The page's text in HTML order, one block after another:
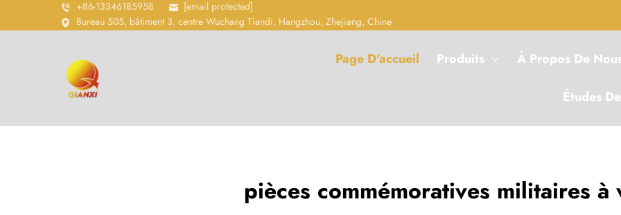
+86-13346185958
[email protected]
Bureau 505, bâtiment 3, centre Wuchang Tiandi, Hangzhou, Zhejiang, Chine
Page D'accueil Produits À Propos De
Études
pièces commémoratives militaires à